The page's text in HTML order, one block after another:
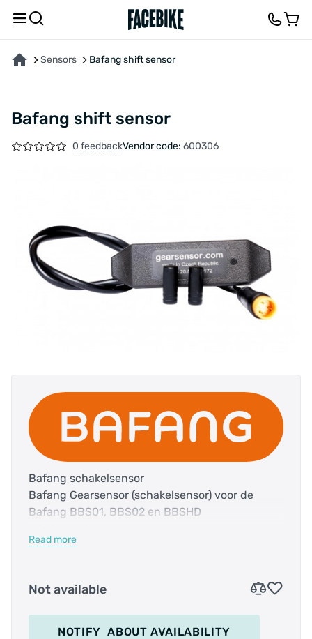
Sensors Bafang shift sensor
Bafang shift sensor
0 feedbackVendor code: 600306
Bafang schakelsensor
Bafang Gearsensor (schakelsensor) voor de
Bafang BBS01, BBS02 en BBSHD
voorkomen is de gearsensor uitgevonden.
U kunt deze tussen de versnellingskabel
Read more
Not available
NOTIFYABOUT AVAILABILITY
ABOUT THE PRODUCT FEEDBACK AND QUESTIONS